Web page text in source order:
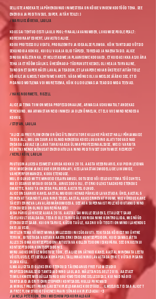
Selliste andekate ja pühendunud inimestega on kõige vingem kootööd teha. See
energia ja positiivsus, super. Aitäh teile!:)
/ Mariliis Jõgeva, laulja
Koos sai tehtud Eesti Laulu pool-finaali avanumber, liikumise poole pealt:
koreograaf Eghert, lavastus Alice.
Kogu protsess oli veatu, probleemitu ja ideaalse flowga. Kõik tantsijad võtsid
sekundiga kokku, kui oli vaja ja olid täpsed, toredad ja naeratasid. Alice
Sinuga mäletan ka, et helistasime ja plaanisime koguaeg, et kuidas ikka asju ära
teha ja et rõõm säiliks. Ühesõnaga- tüdrukute keskel oli hea ja turvaline,
tundsin et super hästi laval ja teadsin, et lavapere hoiab üksteist aitäh teile
kõigile ja ilmselt kohtume varsti. Vâga mõnus oli ja meelde jääbki see, et ei
pidanud motlema voi muretsema, kõik olid olemas ja teadsid mida teevad.
/ Hans Noormets, Rozell
Alice ja tema tiim on mega professionaalne, armas ja uskumatult andekas
perekond. Ma armastan neid inimesi ja olen õnnelik, et elu viis mind nendega
kokku.
/ stefan, laulja
"Alice ja Free Flow crew on üks ütlemata tore killuke päikest halli põhjamaise
taeva all. Mul on suur au olnud nendega koos luua ning alati toovad nad
endaga lavale (ja lava taha) kaasa ülima professinaalsuse, mis ei varjuta
kübetki nende mõnusat energiatulva ning positiivset suhtumist. Respect!"
/ Kerli Kõiv, laulja
Puutusin Alicega esimest korda kokku 2015. aasta veebruaris, kui pidin leidma
ERKI Moeshow jaoks uue koreograafi, kes lavastaks modellide liikumise,
vaheperformanced, kogu etenduse.
Mul ei olnud mitte mingeid eelarvamusi, ootuseid või eeldusi tema töö suhtes,
ma ei osanud midagi oodata. Ainus soov oli, et ERKI oleks taaskord etendus
omaette, nagu ta on seda paljudel aastatel olnud.
Alice on saanud kahel aastal muidugi kenad pähklid lavastada: ühel aastal 5
erinevat tasandit lava ning teisel aastal kaks erinevat ruumi, mis võrdus kahe
täiesti erineva lava läbimängimisega. See aga supernaist pole kõigutanud ning
etendused on olnud suurepärased!
Juba päris lühikese ajaga 2015. aastal sai mulle selgeks, et Alice't saab
täielikult usaldada, teda ei ole tarvis üle uurida ning kontrollida, mis nüüd
etendusest saab. Kui on tarvis, küsib ta üle, kas nii või teisiti on mingi lahendus
okei ja vsjo.
Imetlen tema võimet minna millessegi nii sügavuti. Tekitada kõigest nii ühtne
tervik, jutustada vastava aasta ERKI enda kontseptsioon, kuid samas jätta
alles 25 oma kontseptsiooni jutustava kollektsiooni isikupära. See on justkui
kontseptsioon kontseptsioonis.
Minu jaoks on üle mõistuse tõik, et Alice on jätnud kahel aastal minemata Leetu
võistlusele, et ise olla koha peal Tallinnas ning lavastada ERKIt. Võtab pisara
silma küll.
Ilma Aliceta ei oleks ERKI etendusi täiendanud Free Flow Studio
professionaalseid tantsijad ning lauljad. Mäletan selgelt 2015. aastast
tiimiliikmete megaüllatunud vau-emotsioone selles osas, kui nad nägid
tantsijaid ja eriti Christopheri kontsadel hullu panemas!
Ja minult paluti paari lauset kirjeldamaks koostööd... Ilmselgelt ei saa Alice't
ja Free Flow Studiot üksnes paari sõnaga kirjeldada! <3
/ Janela Peterson, ERKI moeshow peakorraldaja